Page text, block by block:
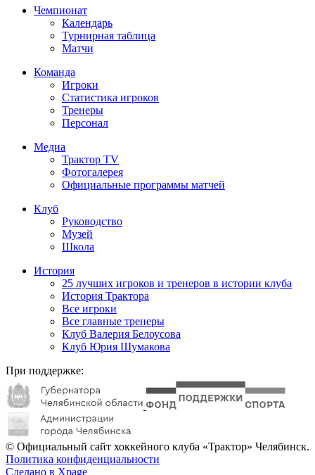
Чемпионат
Календарь
Турнирная таблица
Матчи
Команда
Игроки
Статистика игроков
Тренеры
Персонал
Медиа
Трактор TV
Фотогалерея
Официальные программы матчей
Клуб
Руководство
Музей
Школа
История
25 лучших игроков и тренеров в истории клуба
История Трактора
Все игроки
Все главные тренеры
Клуб Валерия Белоусова
Клуб Юрия Шумакова
При поддержке:
© Официальный сайт хоккейного клуба «Трактор» Челябинск.
Политика конфиденциальности
Сделано в Xpage